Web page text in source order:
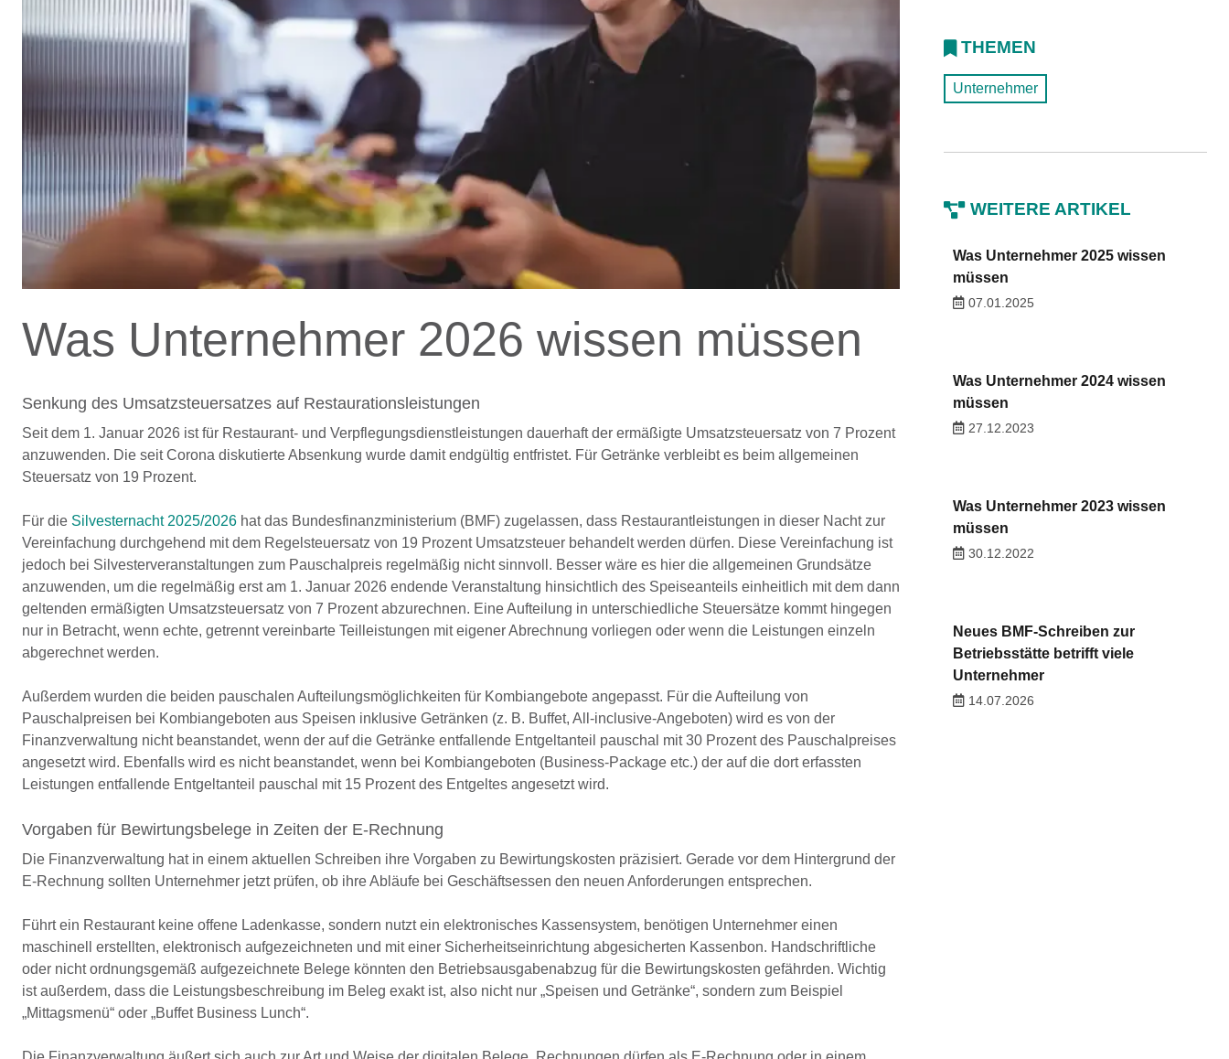
Was Unternehmer 2026 wissen müssen
Senkung des Umsatzsteuersatzes auf Restaurationsleistungen
Seit dem 1. Januar 2026 ist für Restaurant- und Verpflegungsdienstleistungen dauerhaft der ermäßigte Umsatzsteuersatz von 7 Prozent
anzuwenden. Die seit Corona diskutierte Absenkung wurde damit endgültig entfristet. Für Getränke verbleibt es beim allgemeinen
Steuersatz von 19 Prozent.
Für die Silvesternacht 2025/2026 hat das Bundesfinanzministerium (BMF) zugelassen, dass Restaurantleistungen in dieser Nacht zur
Vereinfachung durchgehend mit dem Regelsteuersatz von 19 Prozent Umsatzsteuer behandelt werden dürfen. Diese Vereinfachung ist
jedoch bei Silvesterveranstaltungen zum Pauschalpreis regelmäßig nicht sinnvoll. Besser wäre es hier die allgemeinen Grundsätze
anzuwenden, um die regelmäßig erst am 1. Januar 2026 endende Veranstaltung hinsichtlich des Speiseanteils einheitlich mit dem dann
geltenden ermäßigten Umsatzsteuersatz von 7 Prozent abzurechnen. Eine Aufteilung in unterschiedliche Steuersätze kommt hingegen
nur in Betracht, wenn echte, getrennt vereinbarte Teilleistungen mit eigener Abrechnung vorliegen oder wenn die Leistungen einzeln
abgerechnet werden.
Außerdem wurden die beiden pauschalen Aufteilungsmöglichkeiten für Kombiangebote angepasst. Für die Aufteilung von
Pauschalpreisen bei Kombiangeboten aus Speisen inklusive Getränken (z. B. Buffet, All-inclusive-Angeboten) wird es von der
Finanzverwaltung nicht beanstandet, wenn der auf die Getränke entfallende Entgeltanteil pauschal mit 30 Prozent des Pauschalpreises
angesetzt wird. Ebenfalls wird es nicht beanstandet, wenn bei Kombiangeboten (Business-Package etc.) der auf die dort erfassten
Leistungen entfallende Entgeltanteil pauschal mit 15 Prozent des Entgeltes angesetzt wird.
Vorgaben für Bewirtungsbelege in Zeiten der E-Rechnung
Die Finanzverwaltung hat in einem aktuellen Schreiben ihre Vorgaben zu Bewirtungskosten präzisiert. Gerade vor dem Hintergrund der
E-Rechnung sollten Unternehmer jetzt prüfen, ob ihre Abläufe bei Geschäftsessen den neuen Anforderungen entsprechen.
Führt ein Restaurant keine offene Ladenkasse, sondern nutzt ein elektronisches Kassensystem, benötigen Unternehmer einen
maschinell erstellten, elektronisch aufgezeichneten und mit einer Sicherheitseinrichtung abgesicherten Kassenbon. Handschriftliche
oder nicht ordnungsgemäß aufgezeichnete Belege könnten den Betriebsausgabenabzug für die Bewirtungskosten gefährden. Wichtig
ist außerdem, dass die Leistungsbeschreibung im Beleg exakt ist, also nicht nur „Speisen und Getränke“, sondern zum Beispiel
„Mittagsmenü“ oder „Buffet Business Lunch“.
THEMEN
Unternehmer
WEITERE ARTIKEL
Was Unternehmer 2025 wissen
müssen
07.01.2025
Was Unternehmer 2024 wissen
müssen
27.12.2023
Was Unternehmer 2023 wissen
müssen
30.12.2022
Neues BMF-Schreiben zur
Betriebsstätte betrifft viele
Unternehmer
14.07.2026